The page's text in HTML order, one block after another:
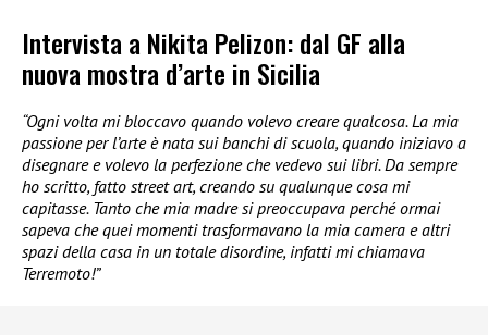
Intervista a Nikita Pelizon: dal GF alla
nuova mostra d’arte in Sicilia
“Ogni volta mi bloccavo quando volevo creare qualcosa. La mia
passione per l’arte è nata sui banchi di scuola, quando iniziavo a
disegnare e volevo la perfezione che vedevo sui libri. Da sempre
ho scritto, fatto street art, creando su qualunque cosa mi
capitasse. Tanto che mia madre si preoccupava perché ormai
sapeva che quei momenti trasformavano la mia camera e altri
spazi della casa in un totale disordine, infatti mi chiamava
Terremoto!”